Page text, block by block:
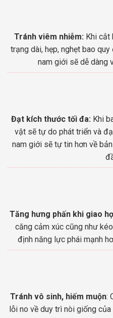
Tránh viêm nhiễm: Khi cắt
trạng dài, hẹp, nghẹt bao
nam giới sẽ dễ dàng
Đạt kích thước tối đa: Khi
vật sẽ tự do phát triển và
nam giới sẽ tự tin hơn về
Tăng hưng phấn khi giao
căng cảm xúc cũng như
định năng lực phái mạnh
Tránh vô sinh, hiếm muộn:
lỗi no về duy trì nòi giống